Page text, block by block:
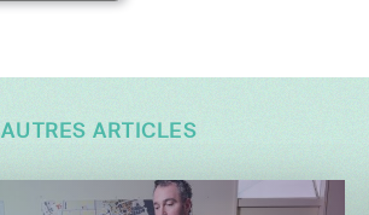
AUTRES ARTICLES